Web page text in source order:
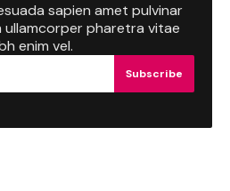
sapien amet pulvinar
ullamcorper pharetra vitae
enim vel.
Subscribe